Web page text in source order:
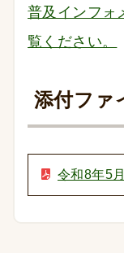
普及インフォ
覧ください。
添付ファ
令和8年5